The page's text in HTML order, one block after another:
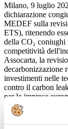
Milano, 9 luglio
dichiarazione
MEDEF sulla
ETS), ritenendo
della CO₂
competitività
Assocarta, la
decarbonizzazione
investimenti nelle
contro il carbon
per le imprese
«L'industria